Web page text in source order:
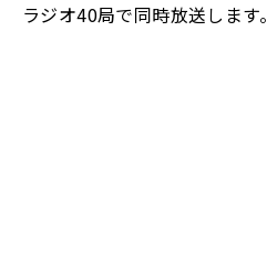
ラジオ40局で同時放送します。